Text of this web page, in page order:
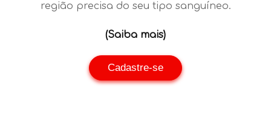
região precisa do seu tipo sanguíneo.
(Saiba mais)
Cadastre-se